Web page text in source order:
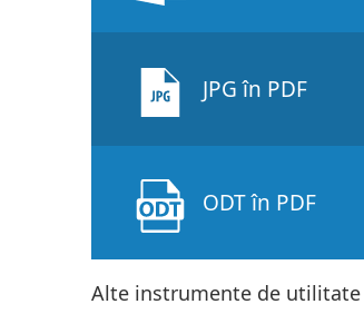
JPG în PDF
ODT în PDF
Alte instrumente de